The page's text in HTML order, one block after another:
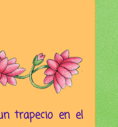
trapecio en el